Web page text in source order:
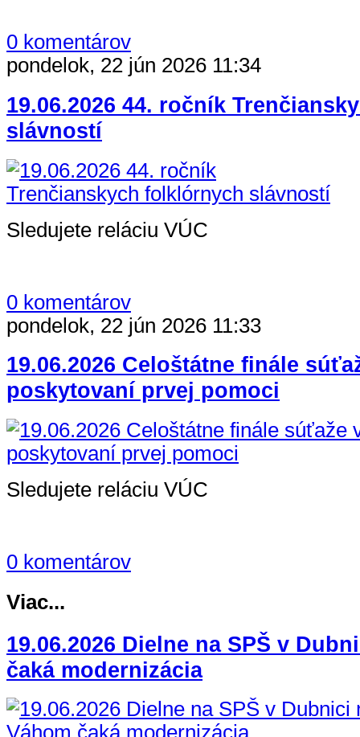
0 komentárov
pondelok, 22 jún 2026 11:34
19.06.2026 44. ročník
slávností
Sledujete reláciu VÚC
0 komentárov
pondelok, 22 jún 2026 11:33
19.06.2026 Celoštátne finále
poskytovaní prvej pomoci
Sledujete reláciu VÚC
0 komentárov
Viac...
19.06.2026 Dielne na SPŠ v
čaká modernizácia